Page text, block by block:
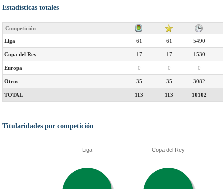
Estadísticas totales
Competición
Liga 61 61 5490
Copa del Rey 17 17 1530
Europa 0 0 0
Otros 35 35 3082
TOTAL 113 113 10102
Titularidades por competición
Liga Copa del Rey